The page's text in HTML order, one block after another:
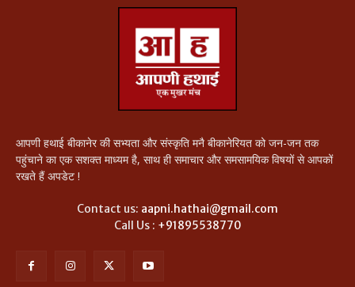
आपणी हथाई बीकानेर की सभ्यता और संस्कृति मनै बीकानेरियत को जन-जन तक
पहुंचाने का एक सशक्त माध्यम है, साथ ही समाचार और समसामयिक विषयों से आपकों
रखते हैं अपडेट !
Contact us: aapni.hathai@gmail.com
Call Us : +91895538770